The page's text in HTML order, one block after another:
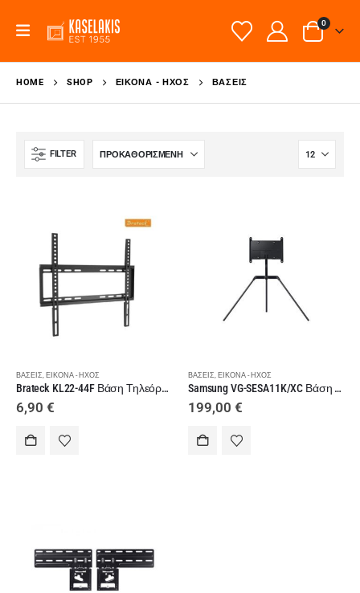
0
HOME SHOP ΕΙΚΌΝΑ - ΉΧΟΣ ΒΆΣΕΙΣ
FILTER
ΒΆΣΕΙΣ ΕΙΚΌΝΑ - ΉΧΟΣ
Brateck KL22-44F Βάση Τηλεόρασης Τοίχου
6,90 €
ΒΆΣΕΙΣ ΕΙΚΌΝΑ - ΉΧΟΣ
Samsung VG-SESA11K/XC Βάση Τηλεόρασης
199,00 €